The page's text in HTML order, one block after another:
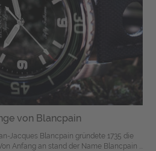
von Blancpain
Jacques Blancpain gründete 1735 die
Anfang an stand der Name Blancpain ...